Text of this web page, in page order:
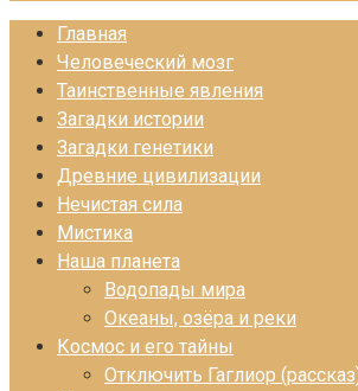
Главная
Человеческий мозг
Таинственные явления
Загадки истории
Загадки генетики
Древние цивилизации
Нечистая сила
Мистика
Наша планета
Водопады мира
Океаны, озёра и реки
Космос и его тайны
Отключить Гаглиор